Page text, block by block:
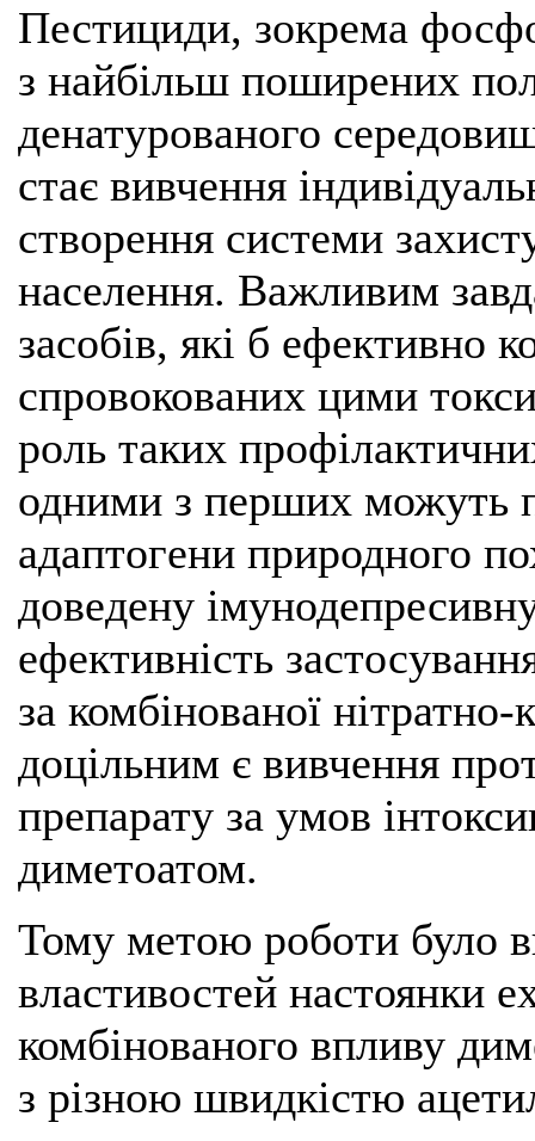
Пестициди, зокрема
з найбільш поширених
денатурованого
стає вивчення
створення системи
населення. Важливим
засобів, які б ефективно
спровокованих цими
роль таких
одними з перших можуть
адаптогени природного
доведену
ефективність
за комбінованої нітратно-
доцільним є вивчення
препарату за умов
диметоатом.
Тому метою роботи було
властивостей настоянки
комбінованого впливу
з різною швидкістю